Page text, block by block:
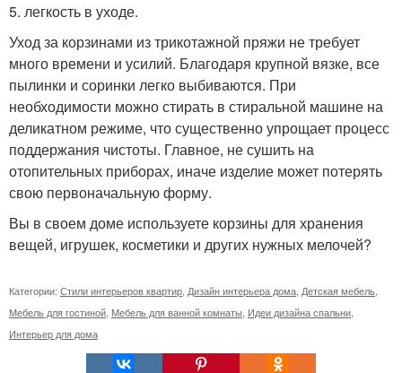
5. легкость в уходе.
Уход за корзинами из трикотажной пряжи не требует
много времени и усилий. Благодаря крупной вязке, все
пылинки и соринки легко выбиваются. При
необходимости можно стирать в стиральной машине на
деликатном режиме, что существенно упрощает процесс
поддержания чистоты. Главное, не сушить на
отопительных приборах, иначе изделие может потерять
свою первоначальную форму.
Вы в своем доме используете корзины для хранения
вещей, игрушек, косметики и других нужных мелочей?
Категории: Стили интерьеров квартир Дизайн интерьера дома Детская мебель
Мебель для гостиной Мебель для ванной комнаты Идеи дизайна спальни
Интерьер для дома